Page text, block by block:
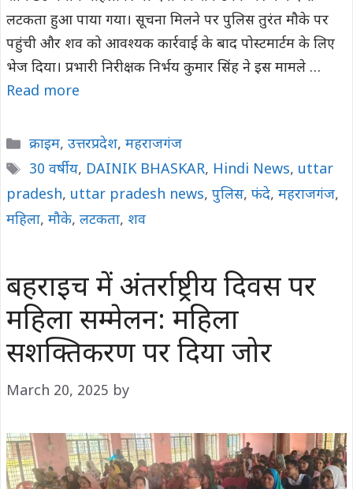
लटकता हुआ पाया गया। सूचना मिलने पर पुलिस तुरंत मौके पर
पहुंची और शव को आवश्यक कार्रवाई के बाद पोस्टमार्टम के लिए
भेज दिया। प्रभारी निरीक्षक निर्भय कुमार सिंह ने इस मामले …
Read more
Categories
क्राइम, उत्तरप्रदेश, महराजगंज
Tags
30 वर्षीय, DAINIK BHASKAR, Hindi News, uttar
pradesh, uttar pradesh news, पुलिस, फंदे, महराजगंज,
महिला, मौके, लटकता, शव
बहराइच में अंतर्राष्ट्रीय दिवस पर
महिला सम्मेलन: महिला
सशक्तिकरण पर दिया जोर
March 20, 2025 by